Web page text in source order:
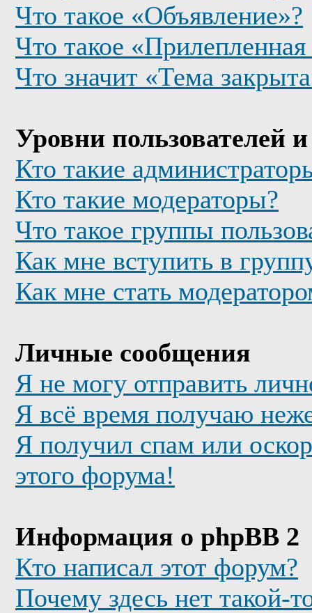
Что такое «Объявление»?
Что такое «Прилепленная
Что значит «Тема
Уровни пользователей
Кто такие
Кто такие модераторы?
Что такое группы
Как мне вступить в
Как мне стать
Личные сообщения
Я не могу отправить
Я всё время получаю
Я получил спам или
этого форума!
Информация о phpBB 2
Кто написал этот форум?
Почему здесь нет такой-